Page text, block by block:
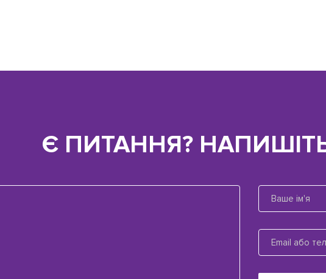
Є ПИТАННЯ?